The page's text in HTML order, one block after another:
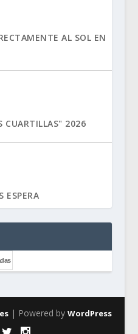
AL SOL EN
CUARTILLAS" 2026
ESPERA
| Powered by WordPress